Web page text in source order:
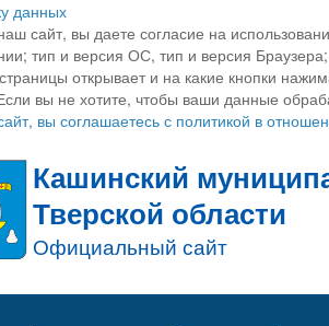
данных
сайт, вы даете согласие на
тип и версия ОС, тип и версия
открывает и на какие кнопки
вы не хотите, чтобы ваши данные
вы соглашаетесь с политикой в